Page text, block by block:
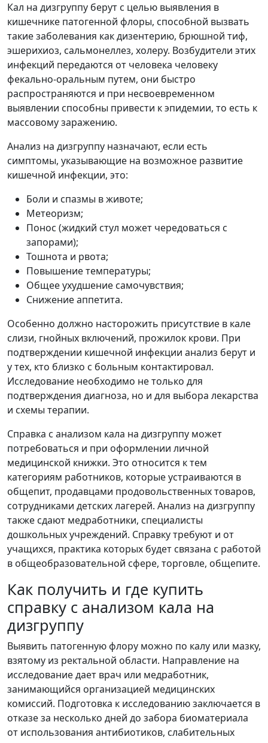
Кал на дизгруппу берут с целью выявления в
кишечнике патогенной флоры, способной вызвать
такие заболевания как дизентерию, брюшной тиф,
эшерихиоз, сальмонеллез, холеру. Возбудители этих
инфекций передаются от человека человеку
фекально-оральным путем, они быстро
распространяются и при несвоевременном
выявлении способны привести к эпидемии, то есть к
массовому заражению.
Анализ на дизгруппу назначают, если есть
симптомы, указывающие на возможное развитие
кишечной инфекции, это:
Боли и спазмы в животе;
Метеоризм;
Понос (жидкий стул может чередоваться с
запорами);
Тошнота и рвота;
Повышение температуры;
Общее ухудшение самочувствия;
Снижение аппетита.
Особенно должно насторожить присутствие в кале
слизи, гнойных включений, прожилок крови. При
подтверждении кишечной инфекции анализ берут и
у тех, кто близко с больным контактировал.
Исследование необходимо не только для
подтверждения диагноза, но и для выбора лекарства
и схемы терапии.
Справка с анализом кала на дизгруппу может
потребоваться и при оформлении личной
медицинской книжки. Это относится к тем
категориям работников, которые устраиваются в
общепит, продавцами продовольственных товаров,
сотрудниками детских лагерей. Анализ на дизгруппу
также сдают медработники, специалисты
дошкольных учреждений. Справку требуют и от
учащихся, практика которых будет связана с работой
в общеобразовательной сфере, торговле, общепите.
Как получить и где купить
справку с анализом кала на
дизгруппу
Выявить патогенную флору можно по калу или мазку,
взятому из ректальной области. Направление на
исследование дает врач или медработник,
занимающийся организацией медицинских
комиссий. Подготовка к исследованию заключается в
отказе за несколько дней до забора биоматериала
от использования антибиотиков, слабительных